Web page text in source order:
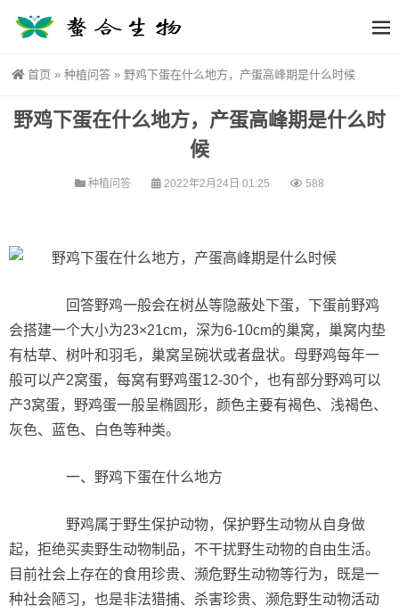
首页 » 种植问答 » 野鸡下蛋在什么地方，产蛋高峰期是什么时候
野鸡下蛋在什么地方，产蛋高峰期是什么时
候
种植问答 2022年2月24日 01:25 588
回答野鸡一般会在树丛等隐蔽处下蛋，下蛋前野鸡
会搭建一个大小为23×21cm，深为6-10cm的巢窝，巢窝内垫
有枯草、树叶和羽毛，巢窝呈碗状或者盘状。母野鸡每年一
般可以产2窝蛋，每窝有野鸡蛋12-30个，也有部分野鸡可以
产3窝蛋，野鸡蛋一般呈椭圆形，颜色主要有褐色、浅褐色、
灰色、蓝色、白色等种类。
一、野鸡下蛋在什么地方
野鸡属于野生保护动物，保护野生动物从自身做
起，拒绝买卖野生动物制品，不干扰野生动物的自由生活。
目前社会上存在的食用珍贵、濒危野生动物等行为，既是一
种社会陋习，也是非法猎捕、杀害珍贵、濒危野生动物活动